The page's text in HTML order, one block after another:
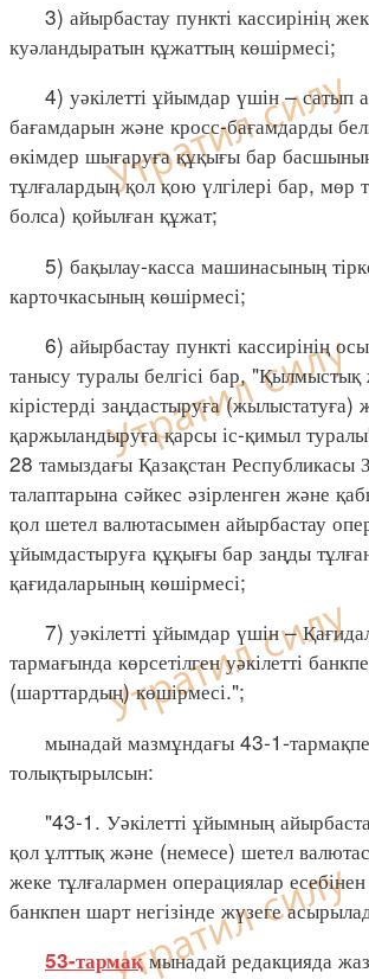
3) айырбастау пункті кассирінің
куәландыратын құжаттың көшірмесі;
4) уәкілетті ұйымдар үшін – сатып
бағамдарын және кросс-бағамдарды
өкімдер шығаруға құқығы бар
тұлғалардың қол қою үлгілері бар, мөр
болса) қойылған құжат;
5) бақылау-касса машинасының
карточкасының көшірмесі;
6) айырбастау пункті кассирінің
танысу туралы белгісі бар,
кірістерді заңдастыруға (жылыстатуға)
қаржыландыруға қарсы іс-қимыл
28 тамыздағы Қазақстан Республикасы
талаптарына сәйкес әзірленген және
қол шетел валютасымен айырбастау
ұйымдастыруға құқығы бар заңды
қағидаларының көшірмесі;
7) уәкілетті ұйымдар үшін –
тармағында көрсетілген уәкілетті
(шарттардың) көшірмесі.";
мынадай мазмұндағы 43-1-
толықтырылсын:
"43-1. Уәкілетті ұйымның
қол ұлттық және (немесе) шетел
жеке тұлғалармен операциялар есебінен
банкпен шарт негізінде жүзеге
53-тармақмынадай редакцияда